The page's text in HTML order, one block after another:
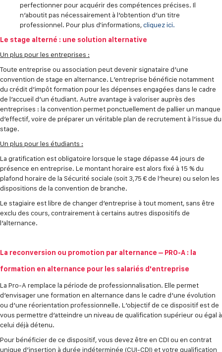
perfectionner pour acquérir des compétences précises. Il
n’aboutit pas nécessairement à l’obtention d’un titre
professionnel. Pour plus d'informations,cliquez ici.
Le stage alterné : une solution alternative
Un plus pour les entreprises :
Toute entreprise ou association peut devenir signataire d’une
convention de stage en alternance. L’entreprise bénéficie notamment
du crédit d’impôt formation pour les dépenses engagées dans le cadre
de l’accueil d’un étudiant. Autre avantage à valoriser auprès des
entreprises : la convention permet ponctuellement de pallier un manque
d’effectif, voire de préparer un véritable plan de recrutement à l’issue du
stage.
Un plus pour les étudiants :
La gratification est obligatoire lorsque le stage dépasse 44 jours de
présence en entreprise. Le montant horaire est alors fixé à 15 % du
plafond horaire de la Sécurité sociale (soit 3,75 € de l’heure) ou selon les
dispositions de la convention de branche.
Le stagiaire est libre de changer d’entreprise à tout moment, sans être
exclu des cours, contrairement à certains autres dispositifs de
l’alternance.
La reconversion ou promotion par alternance – PRO-A : la
formation en alternance pour les salariés d'entreprise
La Pro-A remplace la période de professionnalisation. Elle permet
d’envisager une formation en alternance dans le cadre d’une évolution
ou d’une réorientation professionnelle. L’objectif de ce dispositif est de
vous permettre d’atteindre un niveau de qualification supérieur ou égal à
celui déjà détenu.
Pour bénéficier de ce dispositif, vous devez être en CDI ou en contrat
unique d’insertion à durée indéterminée (CUI-CDI) et votre qualification